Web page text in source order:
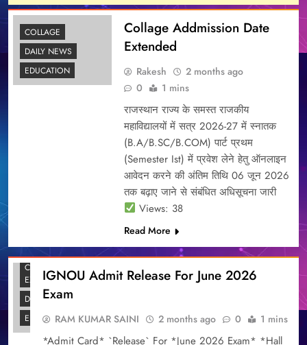
COLLAGE
DAILY NEWS
EDUCATION
Collage Addmission Date
Extended
Rakesh
2 months ago
0
1 mins
राजस्थान राज्य के समस्त राजकीय
महाविद्यालयों में सत्र 2026-27 में स्नातक
(B.A/B.SC/B.COM) पार्ट प्रथम
(Semester Ist) में प्रवेश लेने हेतु ऑनलाइन
आवेदन करने की अंतिम तिथि 06 जून 2026
तक बढ़ाए जाने से संबंधित अधिसूचना जारी
Views: 38
Read More
BLOG
COMPITITION
EXAM
DAILY NEWS
EDUCATION
IGNOU Admit Release For June 2026
Exam
RAM KUMAR SAINI 2 months ago 0 1 mins
*Admit Card* `Release` For *June 2026 Exam* *Hall